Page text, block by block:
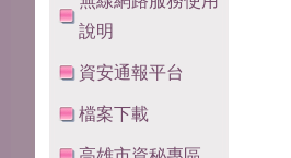
說明
資安通報平台
檔案下載